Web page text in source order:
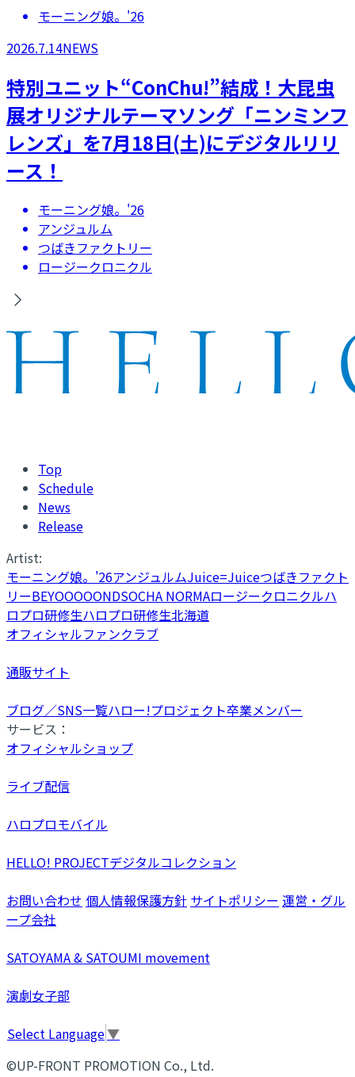
モーニング娘。'26
2026.7.14NEWS
特別ユニット“ConChu!”結成！大昆虫
展オリジナルテーマソング「ニンミンフ
レンズ」を7月18日(土)にデジタルリリ
ース！
モーニング娘。'26
アンジュルム
つばきファクトリー
ロージークロニクル
Top
Schedule
News
Release
Artist:
モーニング娘。'26アンジュルムJuice=Juiceつばきファクト
リーBEYOOOOONDSOCHA NORMAロージークロニクルハ
ロプロ研修生ハロプロ研修生北海道
オフィシャルファンクラブ
通販サイト
ブログ／SNS一覧ハロー!プロジェクト卒業メンバー
サービス：
オフィシャルショップ
ライブ配信
ハロプロモバイル
HELLO! PROJECTデジタルコレクション
お問い合わせ 個人情報保護方針 サイトポリシー 運営・グル
ープ会社
SATOYAMA & SATOUMI movement
演劇女子部
Select Language▼
©UP-FRONT PROMOTION Co., Ltd.